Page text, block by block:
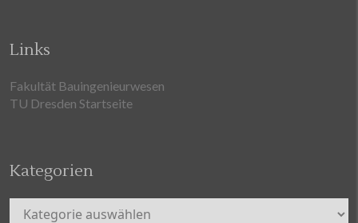
Links
Fakultät Bauingenieurwesen
TU Dresden Startseite
Kategorien
Kategorien